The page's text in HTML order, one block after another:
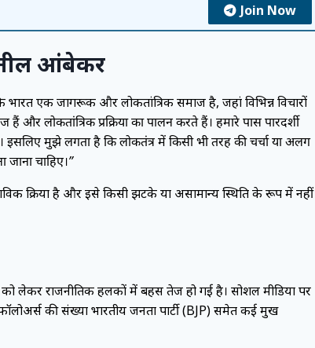
Join Now
आंबेकर
एक जागरूक और लोकतांत्रिक समाज है, जहां विभिन्न विचारों
और लोकतांत्रिक प्रक्रिया का पालन करते हैं। हमारे पास पारदर्शी
इसलिए मुझे लगता है कि लोकतंत्र में किसी भी तरह की चर्चा या अलग
जाना चाहिए।”
प्रक्रिया है और इसे किसी झटके या असामान्य स्थिति के रूप में नहीं
लेकर राजनीतिक हलकों में बहस तेज हो गई है। सोशल मीडिया पर
की संख्या भारतीय जनता पार्टी (BJP) समेत कई प्रमुख